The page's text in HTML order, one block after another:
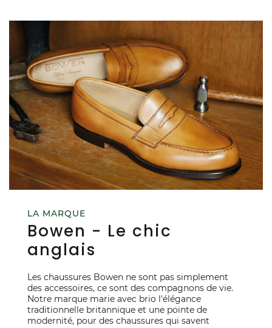
LA MARQUE
Bowen - Le chic
anglais
Les chaussures Bowen ne sont pas simplement
des accessoires, ce sont des compagnons de vie.
Notre marque marie avec brio l'élégance
traditionnelle britannique et une pointe de
modernité, pour des chaussures qui savent